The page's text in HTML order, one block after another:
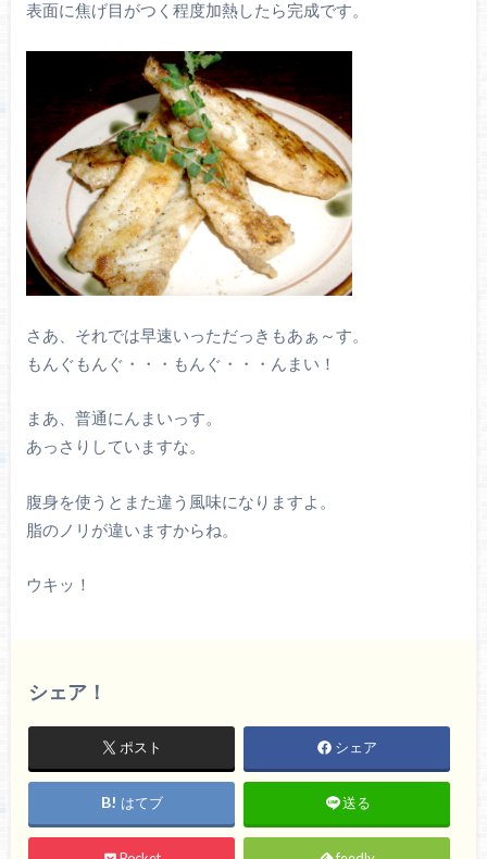
表面に焦げ目がつく程度加熱したら完成です。
さあ、それでは早速いっただっきもあぁ～す。
もんぐもんぐ・・・もんぐ・・・んまい！
まあ、普通にんまいっす。
あっさりしていますな。
腹身を使うとまた違う風味になりますよ。
脂のノリが違いますからね。
ウキッ！
シェア！
ポスト シェア
はてブ 送る